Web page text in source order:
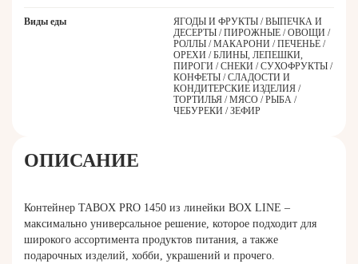
Виды еды
ЯГОДЫ И ФРУКТЫ / ВЫПЕЧКА И
ДЕСЕРТЫ / ПИРОЖНЫЕ / ОВОЩИ /
РОЛЛЫ / МАКАРОНИ / ПЕЧЕНЬЕ /
ОРЕХИ / БЛИНЫ, ЛЕПЕШКИ,
ПИРОГИ / СНЕКИ / СУХОФРУКТЫ /
КОНФЕТЫ / СЛАДОСТИ И
КОНДИТЕРСКИЕ ИЗДЕЛИЯ /
ТОРТИЛЬЯ / МЯСО / РЫБА /
ЧЕБУРЕКИ / ЗЕФИР
ОПИСАНИЕ
Контейнер TABOX PRO 1450 из линейки BOX LINE –
максимально универсальное решение, которое подходит для
широкого ассортимента продуктов питания, а также
подарочных изделий, хобби, украшений и прочего.